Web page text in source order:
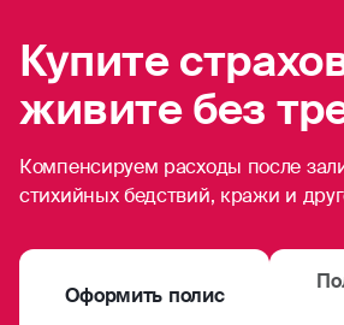
Купите
живите без
Компенсируем расходы после
стихийных бедствий, кражи и
Оформить полис